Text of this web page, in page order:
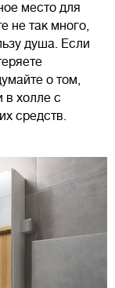
место для
не так много,
душа. Если
о том,
в холле с
средств.